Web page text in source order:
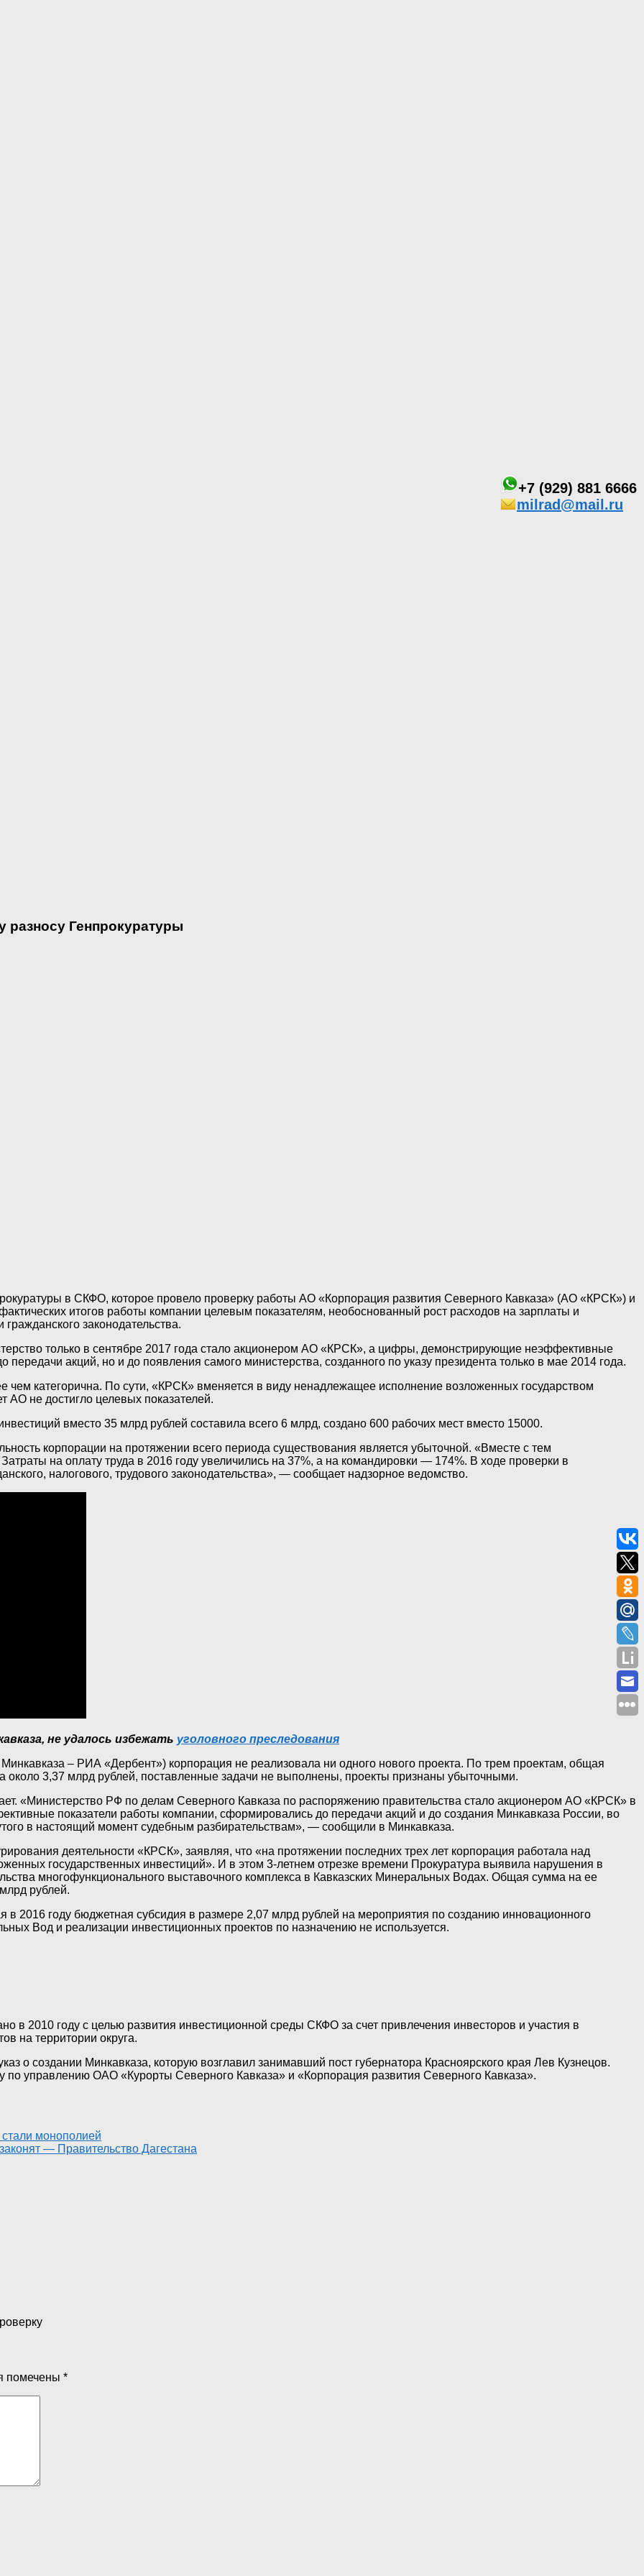
+7 (929) 881 6666
milrad@mail.ru
Генпрокуратуры
в СКФО, которое провело проверку работы АО «Корпорация развития Северного Кавказа» (АО «КРСК») и
итогов работы компании целевым показателям, необоснованный рост расходов на зарплаты и
законодательства.
только в сентябре 2017 года стало акционером АО «КРСК», а цифры, демонстрирующие неэффективные
акций, но и до появления самого министерства, созданного по указу президента только в мае 2014 года.
категорична. По сути, «КРСК» вменяется в виду ненадлежащее исполнение возложенных государством
не достигло целевых показателей.
вместо 35 млрд рублей составила всего 6 млрд, создано 600 рабочих мест вместо 15000.
корпорации на протяжении всего периода существования является убыточной. «Вместе с тем
на оплату труда в 2016 году увеличились на 37%, а на командировки — 174%. В ходе проверки в
налогового, трудового законодательства», — сообщает надзорное ведомство.
не удалось избежать уголовного преследования
– РИА «Дербент») корпорация не реализовала ни одного нового проекта. По трем проектам, общая
около 3,37 млрд рублей, поставленные задачи не выполнены, проекты признаны убыточными.
«Министерство РФ по делам Северного Кавказа по распоряжению правительства стало акционером АО «КРСК» в
показатели работы компании, сформировались до передачи акций и до создания Минкавказа России, во
в настоящий момент судебным разбирательствам», — сообщили в Минкавказа.
деятельности «КРСК», заявляя, что «на протяжении последних трех лет корпорация работала над
государственных инвестиций». И в этом 3-летнем отрезке времени Прокуратура выявила нарушения в
многофункционального выставочного комплекса в Кавказских Минеральных Водах. Общая сумма на ее
рублей.
в 2016 году бюджетная субсидия в размере 2,07 млрд рублей на мероприятия по созданию инновационного
Вод и реализации инвестиционных проектов по назначению не используется.
в 2010 году с целью развития инвестиционной среды СКФО за счет привлечения инвесторов и участия в
на территории округа.
о создании Минкавказа, которую возглавил занимавший пост губернатора Красноярского края Лев Кузнецов.
по управлению ОАО «Курорты Северного Кавказа» и «Корпорация развития Северного Кавказа».
монополией
— Правительство Дагестана
помечены *